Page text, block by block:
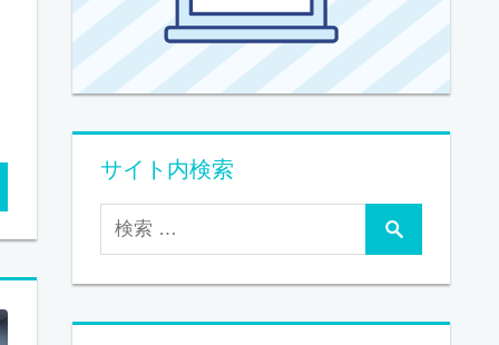
サイト内検索